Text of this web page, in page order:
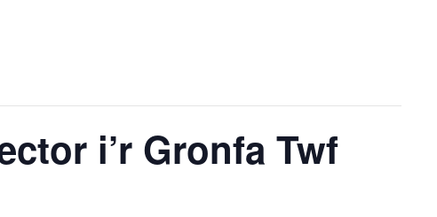
i’r Gronfa Twf